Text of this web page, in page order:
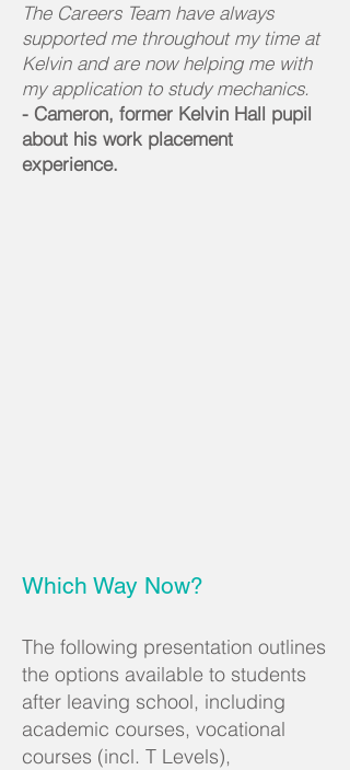
The Careers Team have always
supported me throughout my time at
Kelvin and are now helping me with
my application to study mechanics.
- Cameron, former Kelvin Hall pupil
about his work placement
experience.
Which Way Now?
The following presentation outlines
the options available to students
after leaving school, including
academic courses, vocational
courses (incl. T Levels),